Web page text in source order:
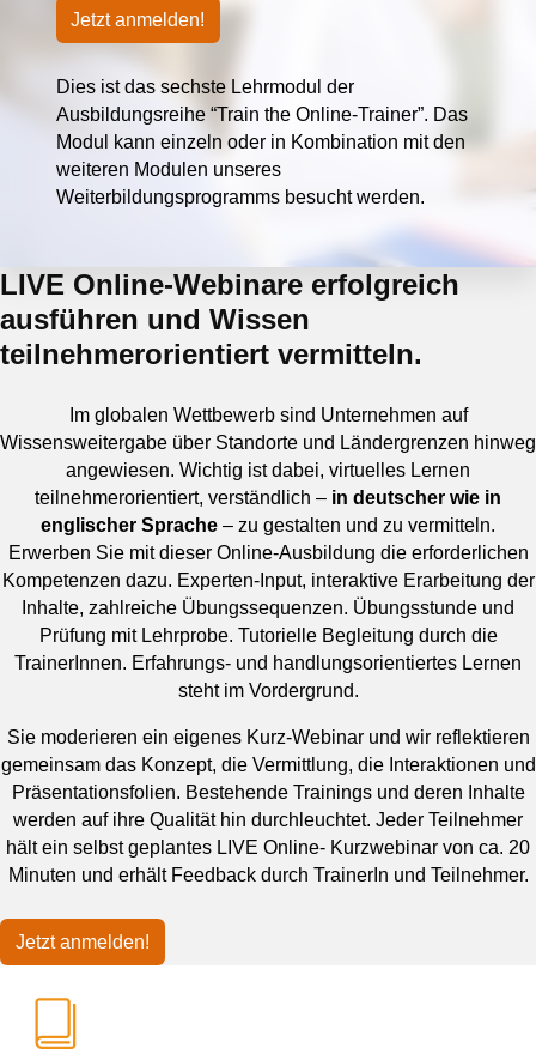
Jetzt anmelden!
Dies ist das sechste Lehrmodul der
Ausbildungsreihe “Train the Online-Trainer”. Das
Modul kann einzeln oder in Kombination mit den
weiteren Modulen unseres
Weiterbildungsprogramms besucht werden.
LIVE Online-Webinare erfolgreich
ausführen und Wissen
teilnehmerorientiert vermitteln.
Im globalen Wettbewerb sind Unternehmen auf
Wissensweitergabe über Standorte und Ländergrenzen hinweg
angewiesen. Wichtig ist dabei, virtuelles Lernen
teilnehmerorientiert, verständlich – in deutscher wie in
englischer Sprache – zu gestalten und zu vermitteln.
Erwerben Sie mit dieser Online-Ausbildung die erforderlichen
Kompetenzen dazu. Experten-Input, interaktive Erarbeitung der
Inhalte, zahlreiche Übungssequenzen. Übungsstunde und
Prüfung mit Lehrprobe. Tutorielle Begleitung durch die
TrainerInnen. Erfahrungs- und handlungsorientiertes Lernen
steht im Vordergrund.
Sie moderieren ein eigenes Kurz-Webinar und wir reflektieren
gemeinsam das Konzept, die Vermittlung, die Interaktionen und
Präsentationsfolien. Bestehende Trainings und deren Inhalte
werden auf ihre Qualität hin durchleuchtet. Jeder Teilnehmer
hält ein selbst geplantes LIVE Online- Kurzwebinar von ca. 20
Minuten und erhält Feedback durch TrainerIn und Teilnehmer.
Jetzt anmelden!